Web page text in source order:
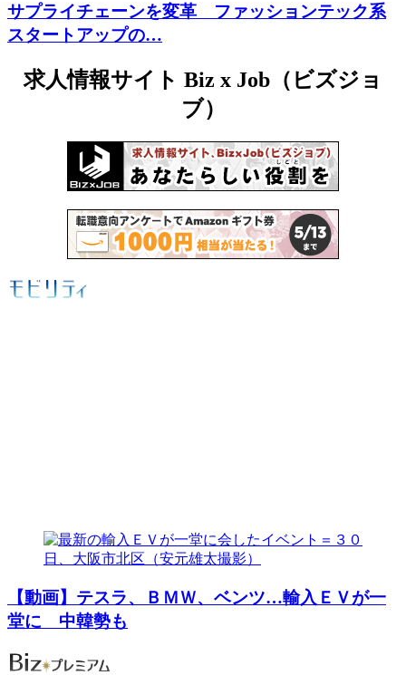
サプライチェーンを変革 ファッションテック系
スタートアップの…
求人情報サイト Biz x Job（ビズジョ
ブ）
【動画】テスラ、ＢＭＷ、ベンツ…輸入ＥＶが一
堂に 中韓勢も